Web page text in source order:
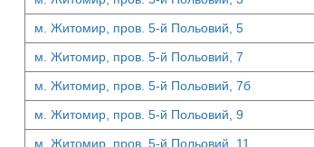
м. Житомир, пров. 5-й Польовий, 5
м. Житомир, пров. 5-й Польовий, 7
м. Житомир, пров. 5-й Польовий, 7б
м. Житомир, пров. 5-й Польовий, 9
м. Житомир, пров. 5-й Польовий, 11